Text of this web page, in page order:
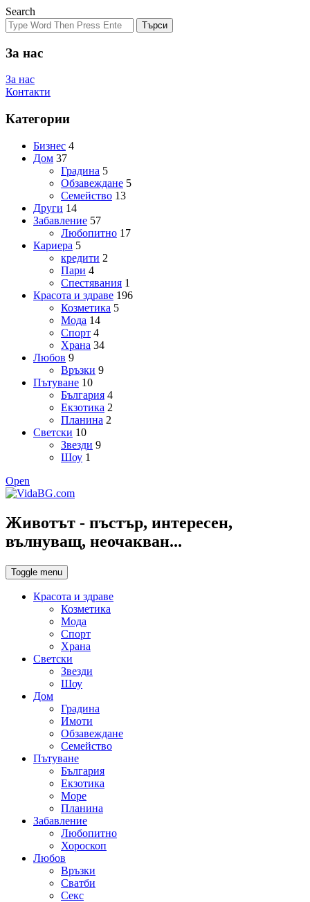
Search
Търси
За нас
За нас
Контакти
Категории
Бизнес 4
Дом 37
Градина 5
Обзавеждане 5
Семейство 13
Други 14
Забавление 57
Любопитно 17
Кариера 5
кредити 2
Пари 4
Спестявания 1
Красота и здраве 196
Козметика 5
Мода 14
Спорт 4
Храна 34
Любов 9
Връзки 9
Пътуване 10
България 4
Екзотика 2
Планина 2
Светски 10
Звезди 9
Шоу 1
Open
Животът - пъстър, интересен,
вълнуващ, неочакван...
Toggle menu
Красота и здраве
Козметика
Мода
Спорт
Храна
Светски
Звезди
Шоу
Дом
Градина
Имоти
Обзавеждане
Семейство
Пътуване
България
Екзотика
Море
Планина
Забавление
Любопитно
Хороскоп
Любов
Връзки
Сватби
Секс